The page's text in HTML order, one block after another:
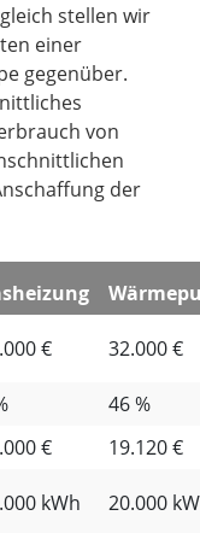
stellen wir
einer
gegenüber.
von
der
€ 32.000 €
46 %
€
19.120 €
kWh 20.000